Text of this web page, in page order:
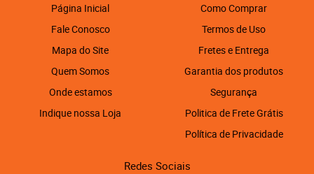
Página Inicial
Fale Conosco
Mapa do Site
Quem Somos
Onde estamos
Indique nossa Loja
Como Comprar
Termos de Uso
Fretes e Entrega
Garantia dos produtos
Segurança
Politica de Frete Grátis
Política de Privacidade
Redes Sociais